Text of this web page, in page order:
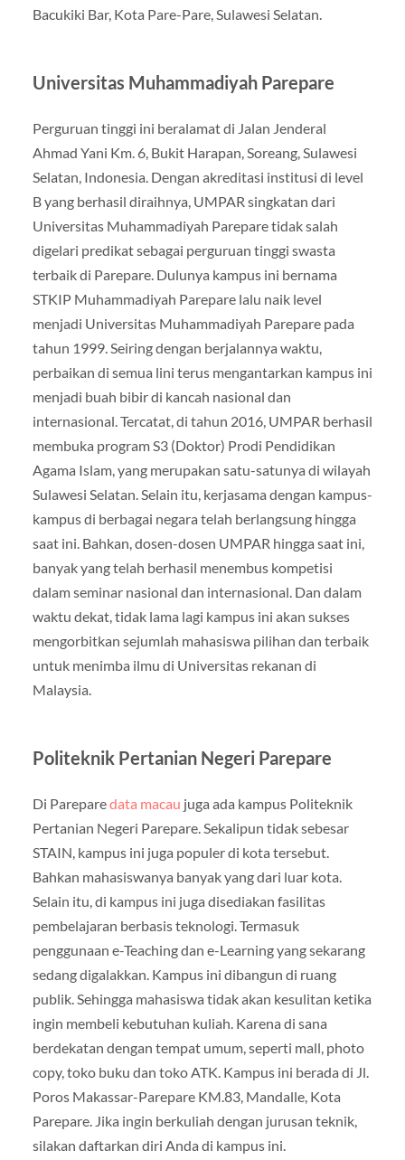
Bacukiki Bar, Kota Pare-Pare, Sulawesi Selatan.
Universitas Muhammadiyah Parepare
Perguruan tinggi ini beralamat di Jalan Jenderal
Ahmad Yani Km. 6, Bukit Harapan, Soreang, Sulawesi
Selatan, Indonesia. Dengan akreditasi institusi di level
B yang berhasil diraihnya, UMPAR singkatan dari
Universitas Muhammadiyah Parepare tidak salah
digelari predikat sebagai perguruan tinggi swasta
terbaik di Parepare. Dulunya kampus ini bernama
STKIP Muhammadiyah Parepare lalu naik level
menjadi Universitas Muhammadiyah Parepare pada
tahun 1999. Seiring dengan berjalannya waktu,
perbaikan di semua lini terus mengantarkan kampus ini
menjadi buah bibir di kancah nasional dan
internasional. Tercatat, di tahun 2016, UMPAR berhasil
membuka program S3 (Doktor) Prodi Pendidikan
Agama Islam, yang merupakan satu-satunya di wilayah
Sulawesi Selatan. Selain itu, kerjasama dengan kampus-
kampus di berbagai negara telah berlangsung hingga
saat ini. Bahkan, dosen-dosen UMPAR hingga saat ini,
banyak yang telah berhasil menembus kompetisi
dalam seminar nasional dan internasional. Dan dalam
waktu dekat, tidak lama lagi kampus ini akan sukses
mengorbitkan sejumlah mahasiswa pilihan dan terbaik
untuk menimba ilmu di Universitas rekanan di
Malaysia.
Politeknik Pertanian Negeri Parepare
Di Pareparedata macau juga ada kampus Politeknik
Pertanian Negeri Parepare. Sekalipun tidak sebesar
STAIN, kampus ini juga populer di kota tersebut.
Bahkan mahasiswanya banyak yang dari luar kota.
Selain itu, di kampus ini juga disediakan fasilitas
pembelajaran berbasis teknologi. Termasuk
penggunaan e-Teaching dan e-Learning yang sekarang
sedang digalakkan. Kampus ini dibangun di ruang
publik. Sehingga mahasiswa tidak akan kesulitan ketika
ingin membeli kebutuhan kuliah. Karena di sana
berdekatan dengan tempat umum, seperti mall, photo
copy, toko buku dan toko ATK. Kampus ini berada di Jl.
Poros Makassar-Parepare KM.83, Mandalle, Kota
Parepare. Jika ingin berkuliah dengan jurusan teknik,
silakan daftarkan diri Anda di kampus ini.